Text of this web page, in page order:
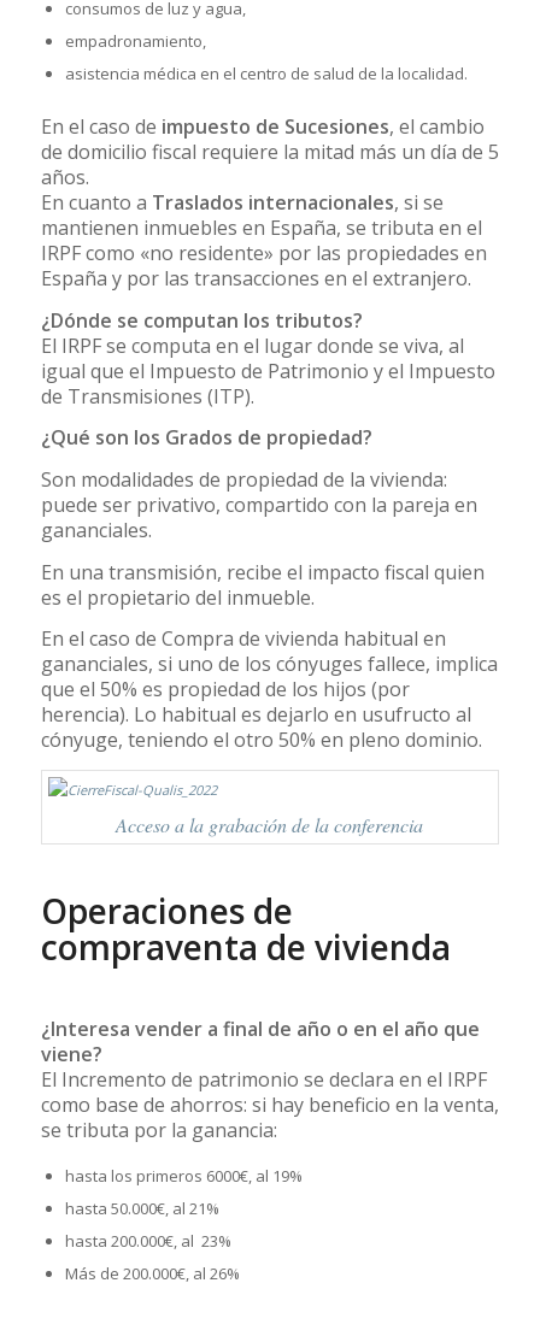
consumos de luz y agua,
empadronamiento,
asistencia médica en el centro de salud de la localidad.
En el caso de impuesto de Sucesiones, el cambio
de domicilio fiscal requiere la mitad más un día de 5
años.
En cuanto a Traslados internacionales, si se
mantienen inmuebles en España, se tributa en el
IRPF como «no residente» por las propiedades en
España y por las transacciones en el extranjero.
¿Dónde se computan los tributos?
El IRPF se computa en el lugar donde se viva, al
igual que el Impuesto de Patrimonio y el Impuesto
de Transmisiones (ITP).
¿Qué son los Grados de propiedad?
Son modalidades de propiedad de la vivienda:
puede ser privativo, compartido con la pareja en
gananciales.
En una transmisión, recibe el impacto fiscal quien
es el propietario del inmueble.
En el caso de Compra de vivienda habitual en
gananciales, si uno de los cónyuges fallece, implica
que el 50% es propiedad de los hijos (por
herencia). Lo habitual es dejarlo en usufructo al
cónyuge, teniendo el otro 50% en pleno dominio.
Acceso a la grabación de la conferencia
Operaciones de
compraventa de vivienda
¿Interesa vender a final de año o en el año que
viene?
El Incremento de patrimonio se declara en el IRPF
como base de ahorros: si hay beneficio en la venta,
se tributa por la ganancia:
hasta los primeros 6000€, al 19%
hasta 50.000€, al 21%
hasta 200.000€, al 23%
Más de 200.000€, al 26%